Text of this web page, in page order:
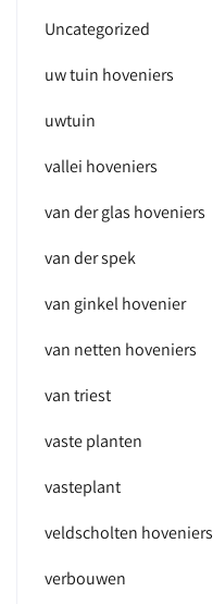
Uncategorized
uw tuin hoveniers
uwtuin
vallei hoveniers
van der glas hoveniers
van der spek
van ginkel hovenier
van netten hoveniers
van triest
vaste planten
vasteplant
veldscholten hoveniers
verbouwen